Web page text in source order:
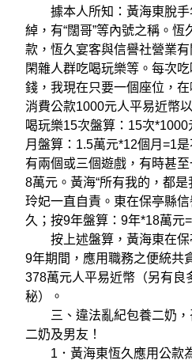
據本人所知：黃海東脫手
綽，有“闊哥”等內號之稱。
款，恆久宴客與信譽社營業
閑雜人群吃喝玩樂等。每次
錢，我現在只要一個座位，
消費公款1000元人平易近幣
喝玩樂15次盤算：15次
月盤算：1.5萬元*12個月=1
有兩個或三個遊戲，有時甚
8萬元。黃海“所有我的，都
玲妃一直自責。東在保亭縣
久；按9年盤算：9年*18萬元
按上述盤算，黃海東在保
9年期間，應用職務之便統共
378萬元人平易近幣（另有良
秘）。
三、違法亂紀包養二奶，
二奶及男友！
1．黃海東恆久應用公款